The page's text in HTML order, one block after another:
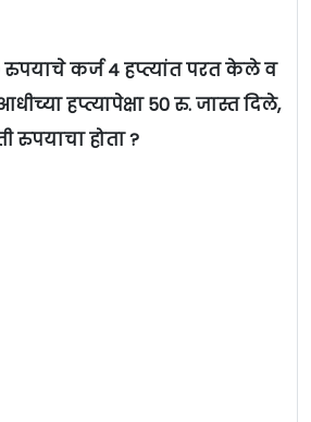
रुपयाचे कर्ज 4 हप्त्यांत परत केले व
हप्त्यापेक्षा 50 रु. जास्त दिले,
रुपयाचा होता ?